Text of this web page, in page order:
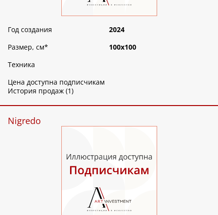
Год создания
2024
Размер, см*
100х100
Техника
Цена доступна подписчикам
История продаж (1)
Nigredo